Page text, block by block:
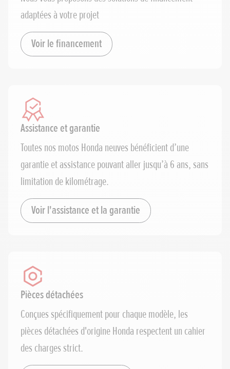
adaptées à votre projet
Voir le financement
Assistance et garantie
Toutes nos motos Honda neuves bénéficient d’une
garantie et assistance pouvant aller jusqu’à 6 ans, sans
limitation de kilométrage.
Voir l'assistance et la garantie
Pièces détachées
Conçues spécifiquement pour chaque modèle, les
pièces détachées d'origine Honda respectent un cahier
des charges strict.